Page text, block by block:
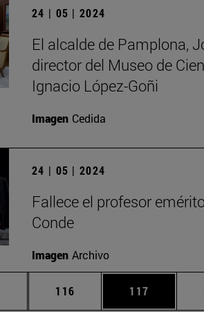
24 | 05 | 2024
El alcalde de Pamplona,
director del Museo de
Ignacio López-Goñi
Imagen Cedida
24 | 05 | 2024
Fallece el profesor
Conde
Imagen Archivo
Páginas intermedias Use TAB para
Página
116 Página
117